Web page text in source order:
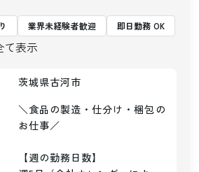
業界未経験者歓迎
即日勤務 OK
て表示
茨城県古河市
＼食品の製造・仕分け・梱包の
お仕事／
【週の勤務日数】